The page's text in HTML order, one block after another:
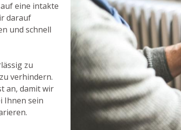
eine intakte
darauf
und schnell
zu
verhindern.
an, damit wir
Ihnen sein